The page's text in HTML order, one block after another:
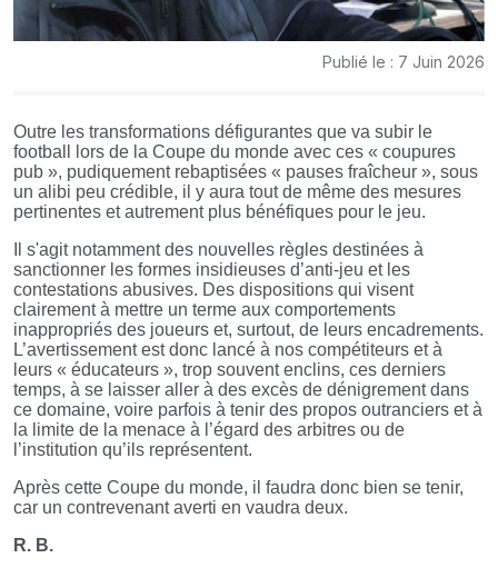
Publié le : 7 Juin 2026
Outre les transformations défigurantes que va subir le
football lors de la Coupe du monde avec ces « coupures
pub », pudiquement rebaptisées « pauses fraîcheur », sous
un alibi peu crédible, il y aura tout de même des mesures
pertinentes et autrement plus bénéfiques pour le jeu.
Il s'agit notamment des nouvelles règles destinées à
sanctionner les formes insidieuses d’anti-jeu et les
contestations abusives. Des dispositions qui visent
clairement à mettre un terme aux comportements
inappropriés des joueurs et, surtout, de leurs encadrements.
L’avertissement est donc lancé à nos compétiteurs et à
leurs « éducateurs », trop souvent enclins, ces derniers
temps, à se laisser aller à des excès de dénigrement dans
ce domaine, voire parfois à tenir des propos outranciers et à
la limite de la menace à l’égard des arbitres ou de
l’institution qu’ils représentent.
Après cette Coupe du monde, il faudra donc bien se tenir,
car un contrevenant averti en vaudra deux.
R. B.